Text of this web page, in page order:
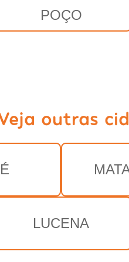
POÇO
outras
LUCENA